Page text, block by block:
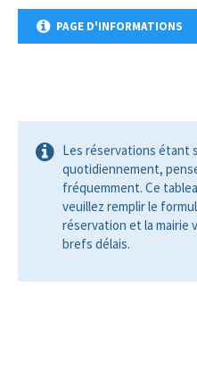
PAGE D'INFORMATIONS
Les réservations étant
quotidiennement,
fréquemment. Ce
veuillez remplir le
réservation et la mairie
brefs délais.